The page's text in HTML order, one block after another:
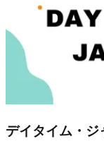
デイタイム・ジ